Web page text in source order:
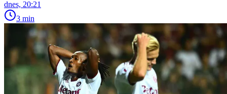
dnes, 20:21
3 min